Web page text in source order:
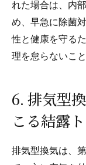
れた場合は、内
め、早急に除菌
性と健康を守る
理を怠らないこ
6. 排気型
こる結露
排気型換気は、